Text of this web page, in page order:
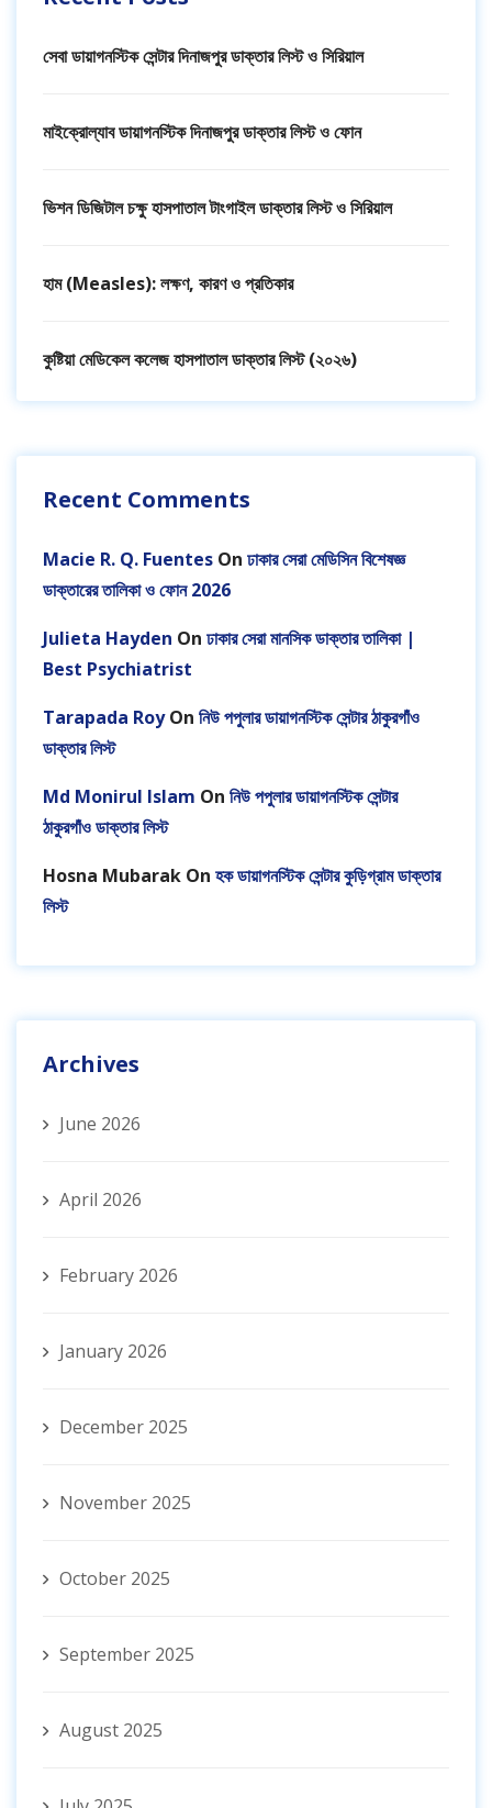
সেবা ডায়াগনস্টিক সেন্টার দিনাজপুর ডাক্তার লিস্ট ও সিরিয়াল
মাইক্রোল্যাব ডায়াগনস্টিক দিনাজপুর ডাক্তার লিস্ট ও ফোন
ভিশন ডিজিটাল চক্ষু হাসপাতাল টাংগাইল ডাক্তার লিস্ট ও সিরিয়াল
হাম (Measles): লক্ষণ, কারণ ও প্রতিকার
কুষ্টিয়া মেডিকেল কলেজ হাসপাতাল ডাক্তার লিস্ট (২০২৬)
Recent Comments
Macie R. Q. Fuentes On ঢাকার সেরা মেডিসিন বিশেষজ্ঞ
ডাক্তারের তালিকা ও ফোন 2026
Julieta Hayden On ঢাকার সেরা মানসিক ডাক্তার তালিকা |
Best Psychiatrist
Tarapada RoyOn নিউ পপুলার ডায়াগনস্টিক সেন্টার ঠাকুরগাঁও
ডাক্তার লিস্ট
Md Monirul Islam On নিউ পপুলার ডায়াগনস্টিক সেন্টার
ঠাকুরগাঁও ডাক্তার লিস্ট
Hosna Mubarak On হক ডায়াগনস্টিক সেন্টার কুড়িগ্রাম ডাক্তার
লিস্ট
Archives
June 2026
April 2026
February 2026
January 2026
December 2025
November 2025
October 2025
September 2025
August 2025